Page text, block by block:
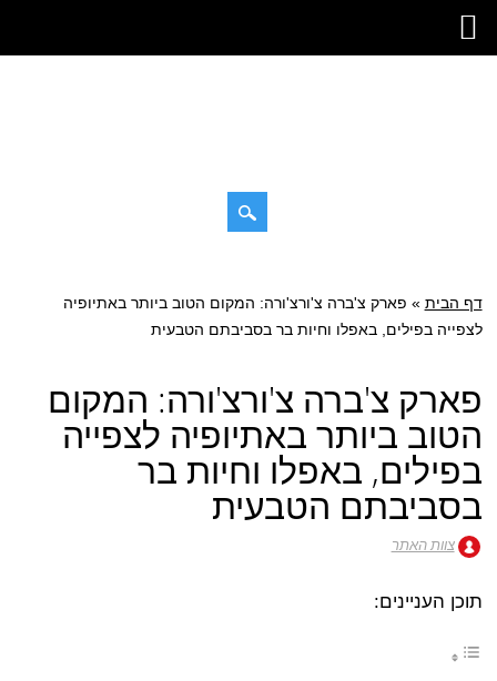
לתוכן
דף הבית » פארק צ'ברה צ'ורצ'ורה: המקום הטוב ביותר באתיופיה
לצפייה בפילים, באפלו וחיות בר בסביבתם הטבעית
פארק צ'ברה צ'ורצ'ורה: המקום
הטוב ביותר באתיופיה לצפייה
בפילים, באפלו וחיות בר
בסביבתם הטבעית
צוות האתר
תוכן העניינים: